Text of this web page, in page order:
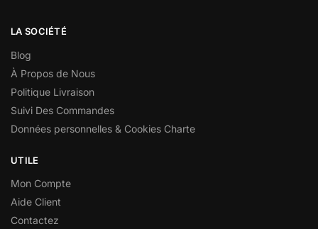
LA SOCIÉTÉ
Blog
À Propos de Nous
Politique Livraison
Suivi Des Commandes
Données personnelles & Cookies Charte
UTILE
Mon Compte
Aide Client
Contactez